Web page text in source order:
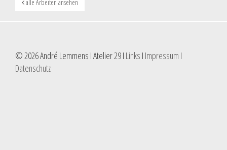
alle Arbeiten ansehen
© 2026 André Lemmens I Atelier 29 I Links I Impressum I
Datenschutz